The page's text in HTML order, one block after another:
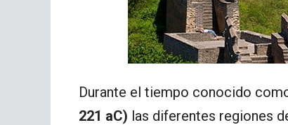
Durante el tiempo conocido
221 aC) las diferentes regiones